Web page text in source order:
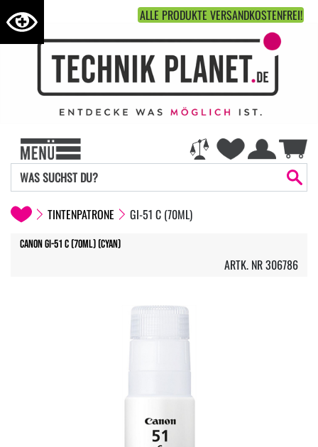
ALLE PRODUKTE VERSANDKOSTENFREI!
TINTENPATRONE GI-51 C (70ML)
Canon GI-51 C (70ml) (cyan)
ARTK. NR 306786